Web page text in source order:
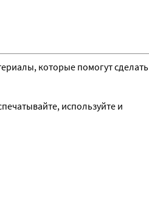
которые помогут сделать
используйте и